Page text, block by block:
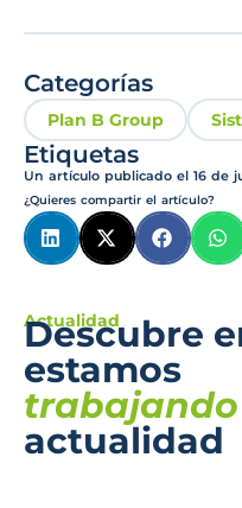
Categorías
Plan B Group
Etiquetas
Un artículo publicado el 16 de
¿Quieres compartir el artículo?
Actualidad
Descubre
estamos
trabajando
actualidad